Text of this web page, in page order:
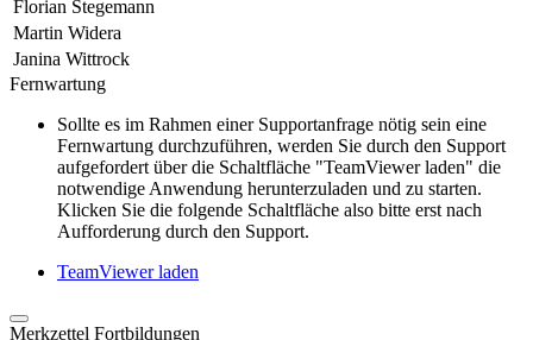
Florian Stegemann
Martin Widera
Janina Wittrock
Fernwartung
Sollte es im Rahmen einer Supportanfrage nötig sein eine
Fernwartung durchzuführen, werden Sie durch den Support
aufgefordert über die Schaltfläche "TeamViewer laden" die
notwendige Anwendung herunterzuladen und zu starten.
Klicken Sie die folgende Schaltfläche also bitte erst nach
Aufforderung durch den Support.
TeamViewer laden
Merkzettel Fortbildungen